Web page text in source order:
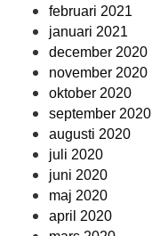
februari 2021
januari 2021
december 2020
november 2020
oktober 2020
september 2020
augusti 2020
juli 2020
juni 2020
maj 2020
april 2020